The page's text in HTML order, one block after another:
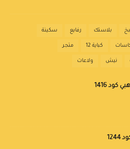
بلاستك رفايع سكينة
كباية 12 متجر
نيش ولاعات
كود 1416